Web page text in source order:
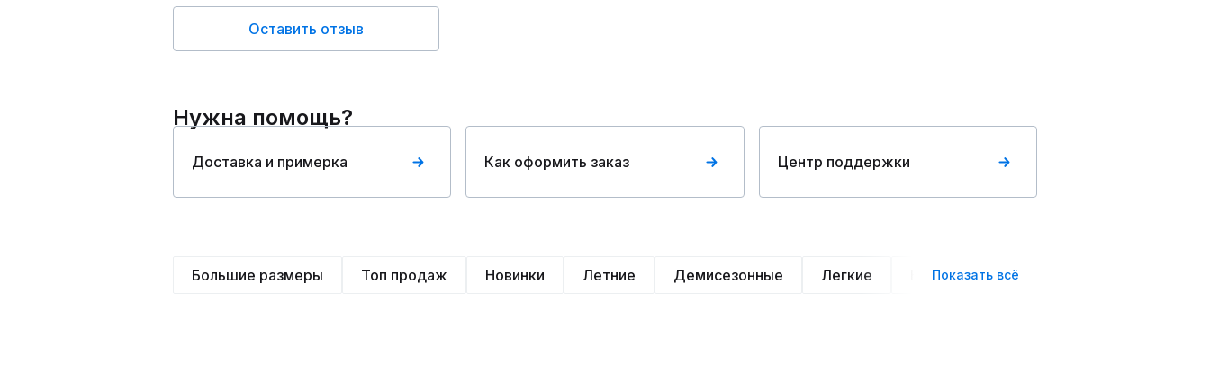
Оставить отзыв
Нужна помощь?
Доставка и примерка Как оформить заказ Центр поддержки
Большие размеры Топ продаж Новинки Летние Демисезонные Легкие Нарядные
Показать всё